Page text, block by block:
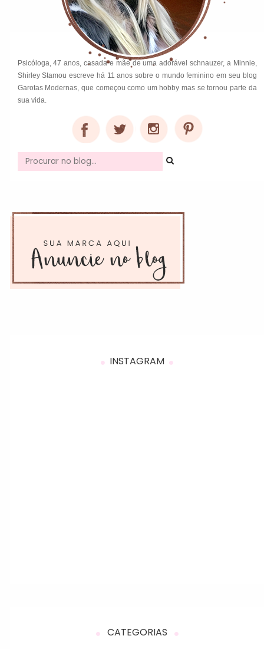
Psicóloga, 47 anos, casada e mãe de uma adorável schnauzer, a Minnie,
Shirley Stamou escreve há 11 anos sobre o mundo feminino em seu blog
Garotas Modernas, que começou como um hobby mas se tornou parte da
sua vida.
INSTAGRAM
CATEGORIAS